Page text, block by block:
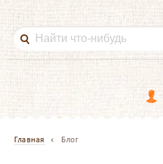
Главная Блог